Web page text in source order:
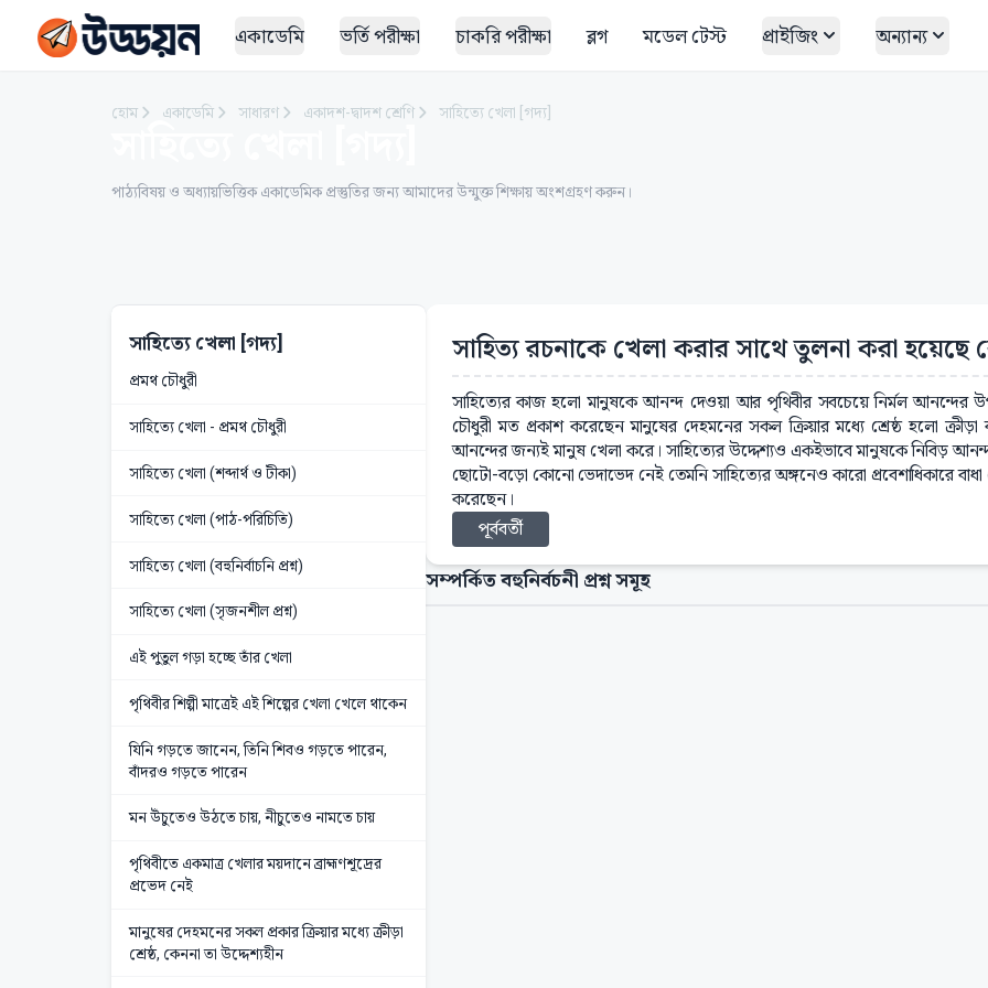
একাডেমি ভর্তি পরীক্ষা চাকরি পরীক্ষা ব্লগ মডেল টেস্ট প্রাইজিং অন্যান্য
হোম একাডেমি সাধারণ একাদশ-দ্বাদশ শ্রেণি সাহিত্যে খেলা [গদ্য]
পাঠ্যবিষয় ও অধ্যায়ভিত্তিক একাডেমিক প্রস্তুতির জন্য আমাদের উন্মুক্ত শিক্ষায় অংশগ্রহণ করুন।
সাহিত্যে খেলা [গদ্য]
প্রমথ চৌধুরী
সাহিত্যে খেলা - প্রমথ চৌধুরী
সাহিত্যে খেলা (শব্দার্থ ও টীকা)
সাহিত্যে খেলা (পাঠ-পরিচিতি)
সাহিত্যে খেলা (বহুনির্বাচনি প্রশ্ন)
সাহিত্যে খেলা (সৃজনশীল প্রশ্ন)
এই পুতুল গড়া হচ্ছে তাঁর খেলা
পৃথিবীর শিল্পী মাত্রেই এই শিল্পের খেলা খেলে থাকেন
যিনি গড়তে জানেন, তিনি শিবও গড়তে পারেন,
বাঁদরও গড়তে পারেন
মন উঁচুতেও উঠতে চায়, নীচুতেও নামতে চায়
পৃথিবীতে একমাত্র খেলার ময়দানে ব্রাহ্মণশূদ্রের
প্রভেদ নেই
মানুষের দেহমনের সকল প্রকার ক্রিয়ার মধ্যে ক্রীড়া
শ্রেষ্ঠ, কেননা তা উদ্দেশ্যহীন
সাহিত্য রচনাকে খেলা করার সাথে তুলনা করা হয়েছে
সাহিত্যের কাজ হলো মানুষকে আনন্দ দেওয়া আর পৃথিবীর সবচেয়ে নির্মল আনন্দের
চৌধুরী মত প্রকাশ করেছেন মানুষের দেহমনের সকল ক্রিয়ার মধ্যে শ্রেষ্ঠ হলো
আনন্দের জন্যই মানুষ খেলা করে। সাহিত্যের উদ্দেশ্যও একইভাবে মানুষকে নিবিড়
ছোটো-বড়ো কোনো ভেদাভেদ নেই তেমনি সাহিত্যের অঙ্গনেও কারো প্রবেশাধিকারে
করেছেন।
পূর্ববর্তী
সম্পর্কিত বহুনির্বচনী প্রশ্ন সমূহ